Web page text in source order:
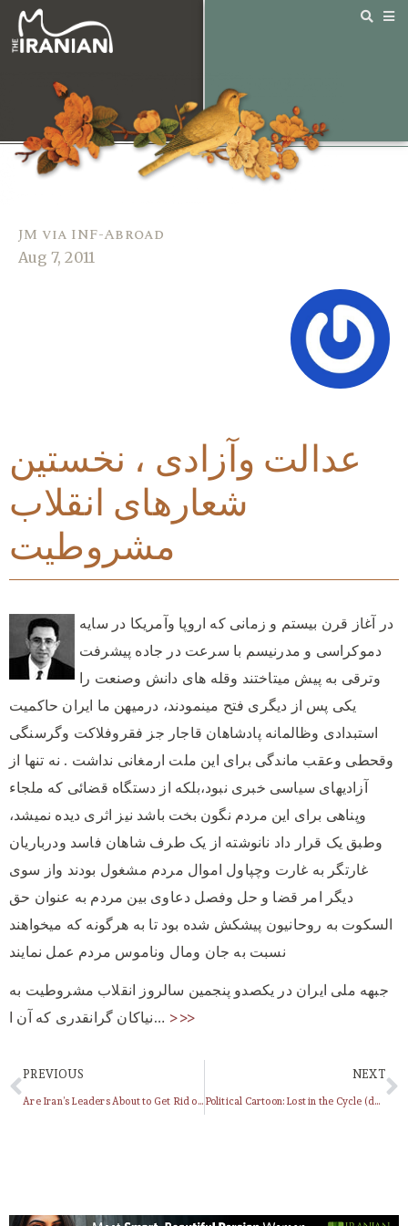
JM via INF-Abroad
Aug 7, 2011
عدالت وآزادی ، نخستین
شعارهای انقلاب
مشروطیت
در آغاز قرن بیستم و زمانی که اروپا وآمریکا در سایه
دموکراسی و مدرنیسم با سرعت در جاده پیشرفت
وترقی به پیش میتاختند وقله های دانش وصنعت را
یکی پس از دیگری فتح مینمودند، درمیهن ما ایران حاکمیت
استبدادی وظالمانه پادشاهان قاجار جز فقروفلاکت وگرسنگی
وقحطی وعقب ماندگی برای این ملت ارمغانی نداشت . نه تنها از
آزادیهای سیاسی خبری نبود،بلکه از دستگاه قضائی که ملجاء
وپناهی برای این مردم نگون بخت باشد نیز اثری دیده نمیشد،
وطبق یک قرار داد نانوشته از یک طرف شاهان فاسد ودرباریان
غارتگر به غارت وچپاول اموال مردم مشغول بودند واز سوی
دیگر امر قضا و حل وفصل دعاوی بین مردم به عنوان حق
السکوت به روحانیون پیشکش شده بود تا به هرگونه که میخواهند
نسبت به جان ومال وناموس مردم عمل نمایند
جبهه ملی ایران در یکصدو پنجمین سالروز انقلاب مشروطیت به
نیاکان گرانقدری که آن ا… >>>
PREVIOUS
Are Iran’s Leaders About to Get Rid of Ahmadinejad?
NEXT
Political Cartoon: Lost in the Cycle (dedicated to Nasrin Toreihi’s Daughter)